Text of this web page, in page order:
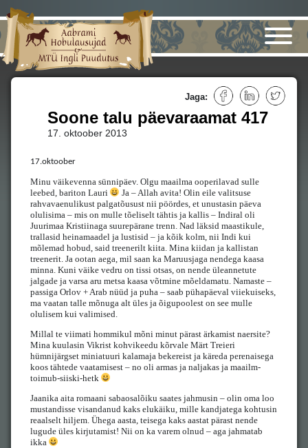
Soone talu päevaraamat 417
17. oktoober 2013
Jaga:
17.oktoober
Minu väikevenna sünnipäev. Olgu maailma ooperilavad sulle
leebed, bariton Lauri
Ja – Allah avita! Olin eile valitsuse
rahvavaenulikust palgatõusust nii pöördes, et unustasin päeva
olulisima – mis on mulle tõeliselt tähtis ja kallis – Indiral oli
Juurimaa Kristiinaga suurepärane trenn. Nad läksid maastikule,
trallasid heinamaadel ja lustisid – ja kõik kolm, nii Indi kui
mõlemad hobud, said treenerilt kiita. Mina kiidan ja kallistan
treenerit. Ja ootan aega, mil saan ka Maruusjaga nendega kaasa
minna. Kuni väike vedru on tissi otsas, on nende üleannetute
jalgade ja varsa aru metsa kaasa võtmine mõeldamatu. Namaste –
passiga Orlov + Arab nüüd ja puha – saab pühapäeval viiekuiseks,
ma vaatan talle mõnuga alt üles ja õigupoolest on see mulle
olulisem kui valimised.
Millal te viimati hommikul mõni minut pärast ärkamist naersite?
Mina kuulasin Vikrist kohvikeedu kõrvale Märt Treieri
hümnijärgset miniatuuri kalamaja bekereist ja käreda perenaisega
koos tähtede vaatamisest – no oli armas ja naljakas ja maailm-
toimub-siiski-hetk
Jaanika aita romaani sabaosalõiku saates jahmusin – olin oma loo
mustandisse visandanud kaks elukäiku, mille kandjatega kohtusin
reaalselt hiljem. Ühega aasta, teisega kaks aastat pärast nende
lugude üles kirjutamist! Nii on ka varem olnud – aga jahmatab
ikka